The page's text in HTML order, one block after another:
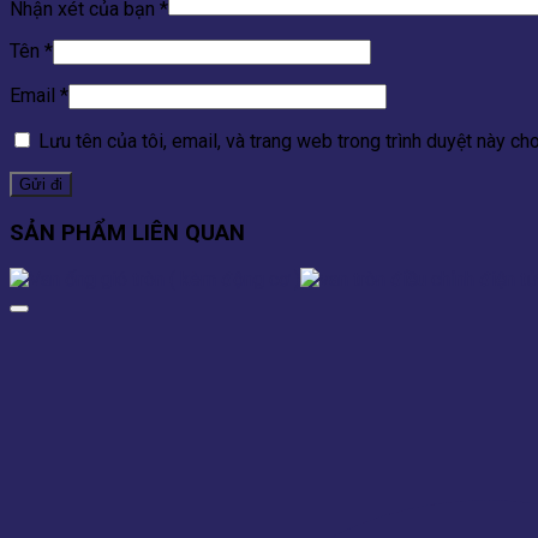
Nhận xét của bạn *
Tên *
Email *
Lưu tên của tôi, email, và trang web trong trình duyệt này
SẢN PHẨM LIÊN QUAN